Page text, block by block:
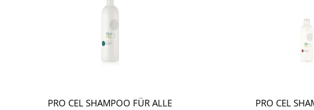
PRO CEL SHAMPOO FÜR ALLE
PRO CEL